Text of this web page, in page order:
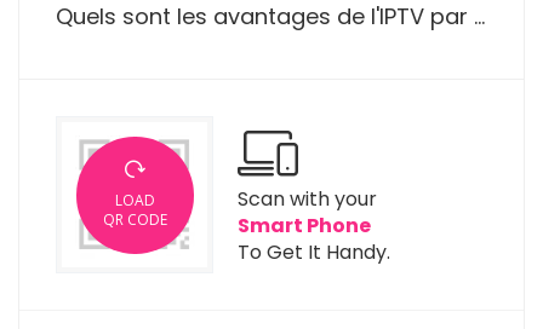
Quels sont les avantages de l'IPTV par rapport à la télévision traditionnelle par câble ou par satellite?
LOAD
QR CODE
Scan with your
Smart Phone
To Get It Handy.